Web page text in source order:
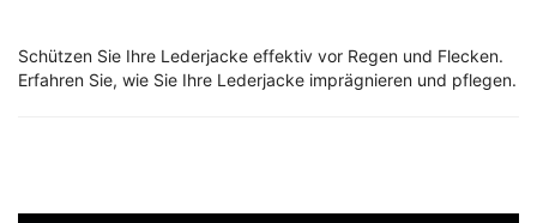
Schützen Sie Ihre Lederjacke effektiv vor Regen und Flecken.
Erfahren Sie, wie Sie Ihre Lederjacke imprägnieren und pflegen.